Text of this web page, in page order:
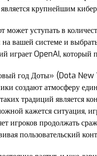
крупнейшим
уступать в
вашей системе и
играет OpenAI,
год Доты» (Dota New
создают атмосферу
традиций является
кажется ситуация,
игроков продолжать
пользовательский